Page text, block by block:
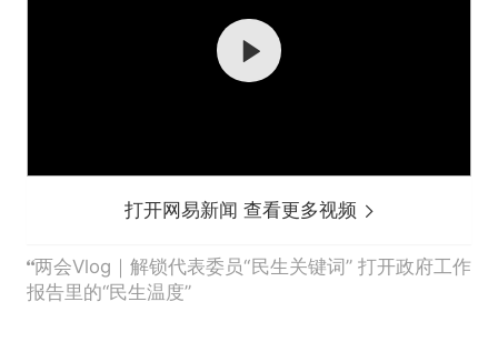
打开网易新闻 查看更多视频
两会Vlog｜解锁代表委员“民生关键词” 打开政府工作
报告里的“民生温度”